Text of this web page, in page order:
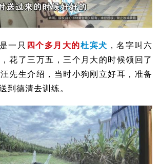
一只 四个多月大的杜宾犬 ，名字叫六
花了三万五，三个月大的时候领回了
先生介绍，当时小狗刚立好耳，准备
到德清去训练。